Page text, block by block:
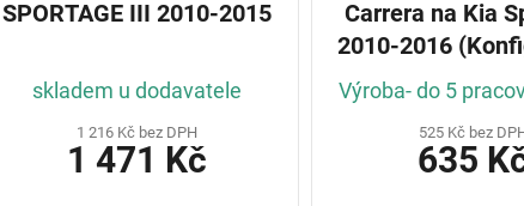
SPORTAGE III 2010-2015
skladem u dodavatele
1 216 Kč bez DPH
1 471 Kč
Carrera na Kia
2010-2016
Výroba- do 5
525 Kč bez
635